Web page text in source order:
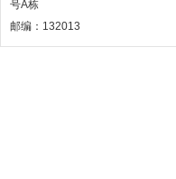
号A栋
邮编：132013